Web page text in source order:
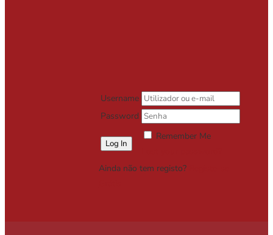
Username
Password
Remember Me
Ainda não tem registo?